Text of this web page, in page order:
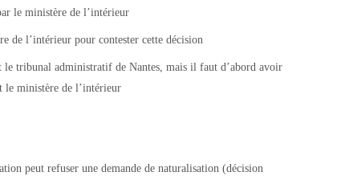
le ministère de l’intérieur
de l’intérieur pour contester cette décision
le tribunal administratif de Nantes, mais il faut d’abord avoir
le ministère de l’intérieur
peut refuser une demande de naturalisation (décision